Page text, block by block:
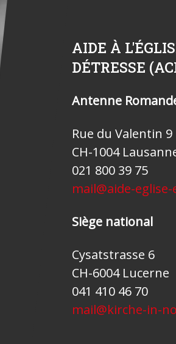
AIDE À
DÉTRESSE
Antenne
Rue du Valentin 9
CH-1004
021 800 39 75
mail@aide-
Siège national
Cysatstrasse 6
CH-6004 Lucerne
041 410 46 70
mail@kirche-in-